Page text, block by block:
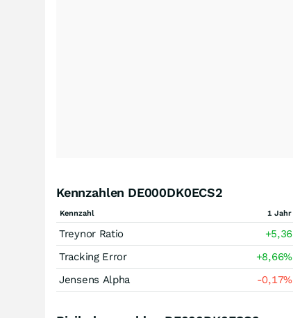
Kennzahlen DE000DK0ECS2
Kennzahl 1 Jahr
Treynor Ratio +5,36
Tracking Error
+8,66%
Jensens Alpha
-0,17%